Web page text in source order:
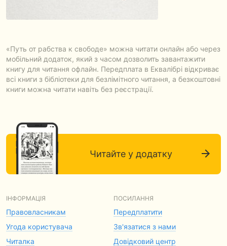
«Путь от рабства к свободе» можна читати онлайн або через
мобільний додаток, який з часом дозволить завантажити
книгу для читання офлайн. Передплата в Еквалібрі відкриває
всі книги з бібліотеки для безлімітного читання, а безкоштовні
книги можна читати навіть без реєстрації.
Читайте у додатку
ІНФОРМАЦІЯ
Правовласникам
Угода користувача
Читалка
ПОСИЛАННЯ
Передплатити
Зв'язатися з нами
Довідковий центр